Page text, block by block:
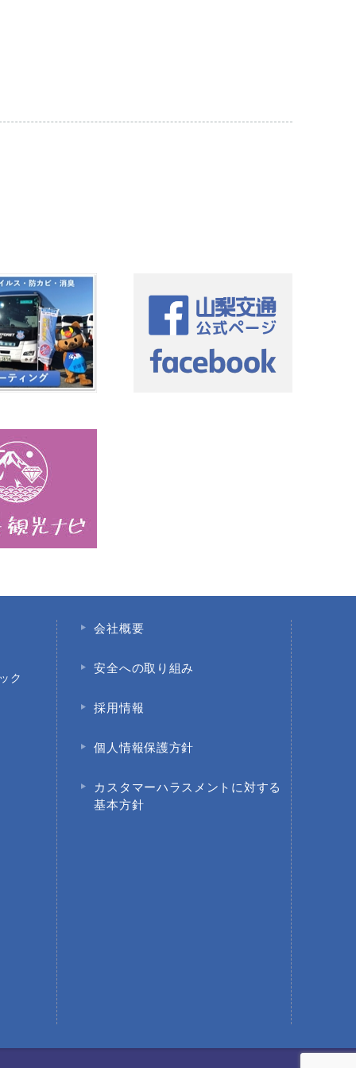
ク
会社概要
安全への取り組み
採用情報
個人情報保護方針
カスタマーハラスメントに対する
基本方針